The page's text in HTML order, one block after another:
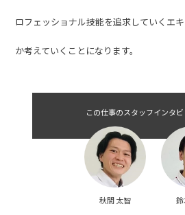
ロフェッショナル技能を追求していくエ
か考えていくことになります。
この仕事のスタッフインタ
秋間 太智